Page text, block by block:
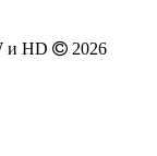
и HD
2026